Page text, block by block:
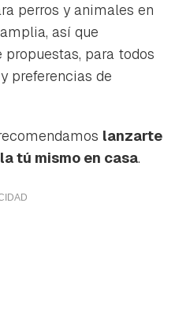
perros y animales en
así que
para todos
preferencias de
lanzarte
tú mismo en casa.